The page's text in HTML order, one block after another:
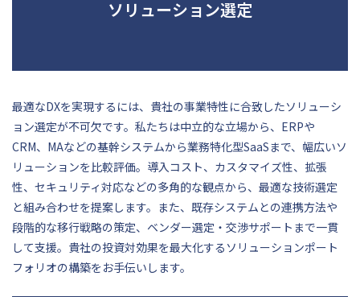
ソリューション選定
最適なDXを実現するには、貴社の事業特性に合致したソリューシ
ョン選定が不可欠です。私たちは中立的な立場から、ERPや
CRM、MAなどの基幹システムから業務特化型SaaSまで、幅広いソ
リューションを比較評価。導入コスト、カスタマイズ性、拡張
性、セキュリティ対応などの多角的な観点から、最適な技術選定
と組み合わせを提案します。また、既存システムとの連携方法や
段階的な移行戦略の策定、ベンダー選定・交渉サポートまで一貫
して支援。貴社の投資対効果を最大化するソリューションポート
フォリオの構築をお手伝いします。